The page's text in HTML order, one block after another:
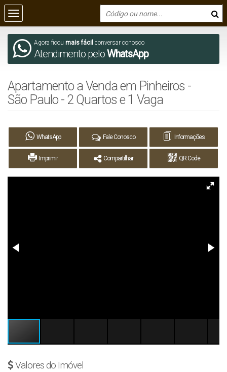
Agora ficou mais fácil conversar conosco
Atendimento peloWhatsApp
Apartamento a Venda em Pinheiros -
São Paulo - 2 Quartos e 1 Vaga
WhatsApp Fale Conosco Informações
Imprimir Compartilhar QR Code
Valores do Imóvel